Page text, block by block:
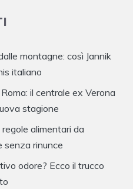
montagne: così Jannik
italiano
il centrale ex Verona
stagione
alimentari da
senza rinunce
odore? Ecco il trucco